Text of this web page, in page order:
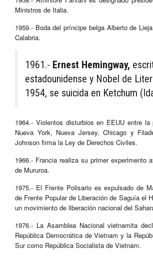
Ministros de Italia.
1959.- Boda del príncipe belga Alberto de
Calabria.
1961.- Ernest Hemingway,
estadounidense y Nobel de
1954, se suicida en Ketchum
1964.- Violentos disturbios en EEUU entre la
Nueva York, Nueva Jersey, Chicago y
Johnson firma la Ley de Derechos Civiles.
1966.- Francia realiza su primer experimento
de Mururoa.
1975.- El Frente Polisario es expulsado de
de Frente Popular de Liberación de Saguía el
un movimiento de liberación nacional del
1976.- La Asamblea Nacional vietnamita
República Democrática de Vietnam y la
Sur como República Socialista de Vietnam.